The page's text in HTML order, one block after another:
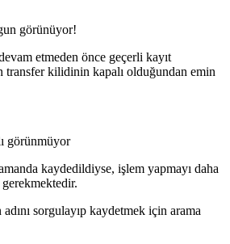
görünüyor!
etmeden önce geçerli kayıt
transfer kilidinin kapalı olduğundan emin
görünmüyor
kaydedildiyse, işlem yapmayı daha
sorgulayıp kaydetmek için arama